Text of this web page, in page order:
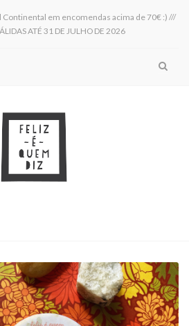
Continental em encomendas acima de 70€ :) ///
ATÉ 31 DE JULHO DE 2026